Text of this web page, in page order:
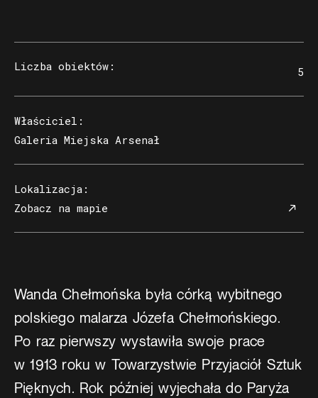
Liczba obiektów : 5
Właściciel :
Galeria Miejska Arsenał
Lokalizacja :
Zobacz na mapie
Wanda Chełmońska była córką wybitnego
polskiego malarza Józefa Chełmońskiego.
Po raz pierwszy wystawiła swoje prace
w 1913 roku w Towarzystwie Przyjaciół Sztuk
Pięknych. Rok później wyjechała do Paryża